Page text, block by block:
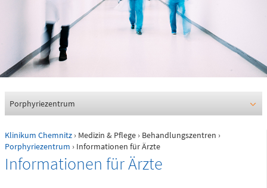
Rettungsdienst
112
Giftnotruf
0361 730730
116117
Psychiatrische Notfallaufnahme
Klinikum Chemnitz › Medizin & Pflege › Behandlungszentren ›
Porphyriezentrum › Informationen für Ärzte
Informationen für Ärzte
Porphyriezentrum